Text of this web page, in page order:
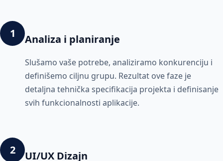
1 Analiza i planiranje
Slušamo vaše potrebe, analiziramo konkurenciju i
definišemo ciljnu grupu. Rezultat ove faze je
detaljna tehnička specifikacija projekta i definisanje
svih funkcionalnosti aplikacije.
2 UI/UX Dizajn